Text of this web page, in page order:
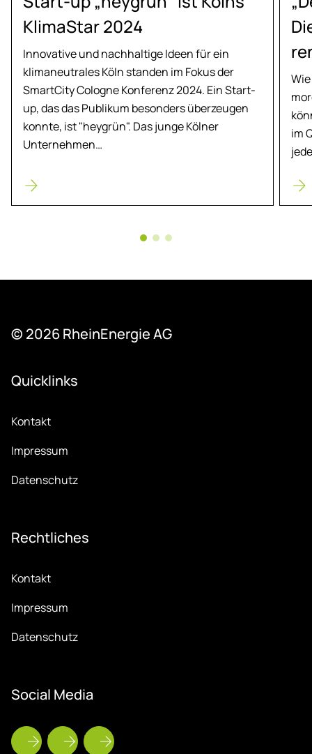
Kli­ma­Star 2024
Innovative und nachhaltige Ideen für ein
klimaneutrales Köln standen im Fokus der
SmartCity Cologne Konferenz 2024. Ein Start-
up, das das Publikum besonders überzeugen
konnte, ist "heygrün". Das junge Kölner
Unternehmen…
im
© 2026 Rhein­Ener­gie AG
Quicklinks
Kontakt
Impressum
Datenschutz
Recht­li­ches
Kontakt
Impressum
Datenschutz
So­ci­al Me­dia